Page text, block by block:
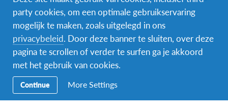
FacebookInstagramMessenger
Secundaire
Navigatie
Naar het buitenland
Word gastgezin
party cookies, om een optimale gebruikservaring
mogelijk te maken, zoals uitgelegd in ons
privacybeleid. Door deze banner te sluiten, over deze
pagina te scrollen of verder te surfen ga je akkoord
met het gebruik van cookies.
Continue More Settings